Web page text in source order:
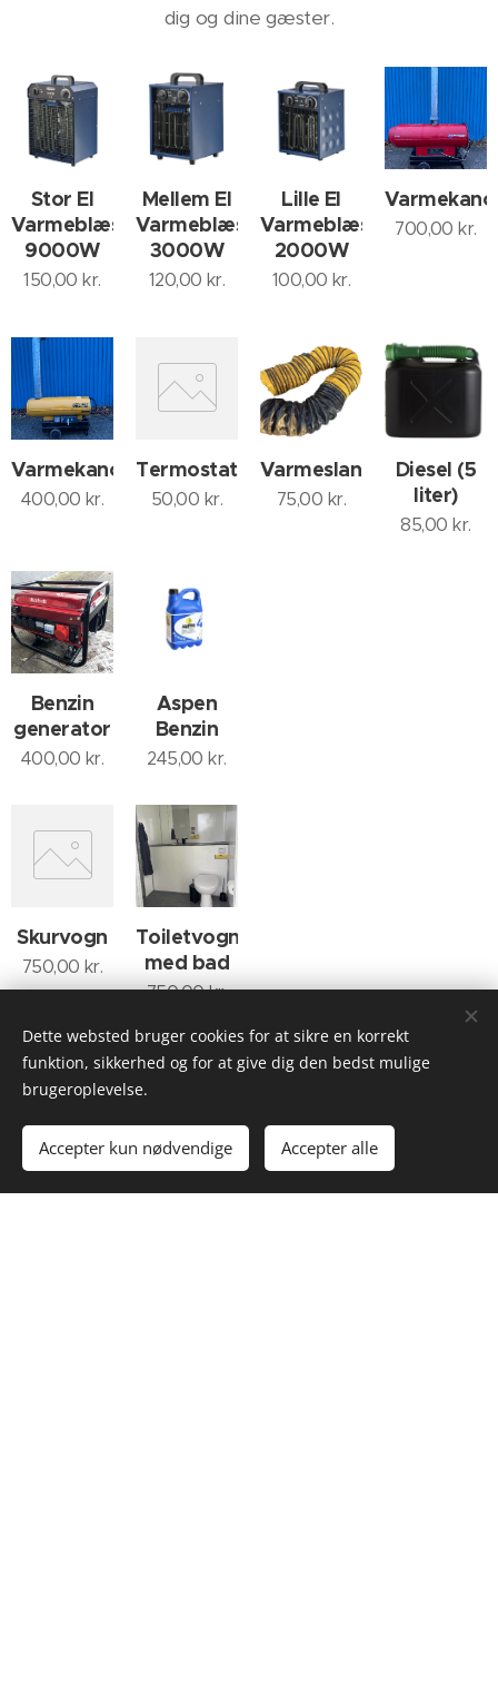
dig og dine gæster.
Stor El
Varmeblæser
9000W
150,00 kr.
Mellem El
Varmeblæser
3000W
120,00 kr.
Lille El
Varmeblæser
2000W
100,00 kr.
700,00 kr.
Varmekanon/dieselfyr
400,00 kr.
Termostat
50,00 kr.
Varmeslange
75,00 kr.
Diesel (5
liter)
85,00 kr.
Benzin
generator
400,00 kr.
Aspen
Benzin
245,00 kr.
Skurvogn
750,00 kr.
Toiletvogn
med bad
750,00kr.
Kraft
ledning
230 v
ledninger
Dette websted bruger cookies for at sikre en korrekt
funktion, sikkerhed og for at give dig den bedst mulige
brugeroplevelse.
Accepter kun nødvendige Accepter alle